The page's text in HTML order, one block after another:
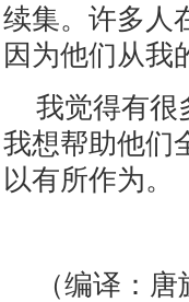
续集。许多人
因为他们从我
我觉得有很
我想帮助他们
以有所作为。
（编译：